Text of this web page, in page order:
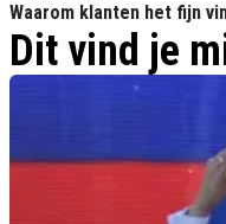
Waarom klanten het fijn
Dit vind je